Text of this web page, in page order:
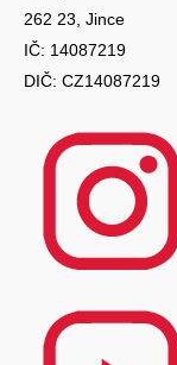
262 23, Jince
IČ: 14087219
DIČ: CZ14087219